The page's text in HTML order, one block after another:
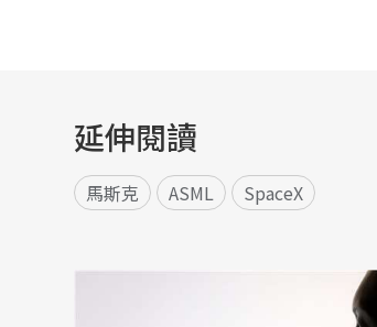
延伸閱讀
馬斯克 ASML SpaceX